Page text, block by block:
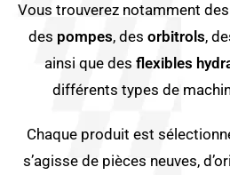
Vous trouverez notamment des
des pompes, des orbitrols,
ainsi que des flexibles
différents types de
Chaque produit est
s’agisse de pièces neuves,